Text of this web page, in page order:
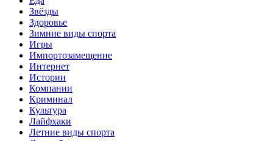
Звёзды
Здоровье
Зимние виды спорта
Игры
Импортозамещение
Интернет
Истории
Компании
Криминал
Культура
Лайфхаки
Летние виды спорта